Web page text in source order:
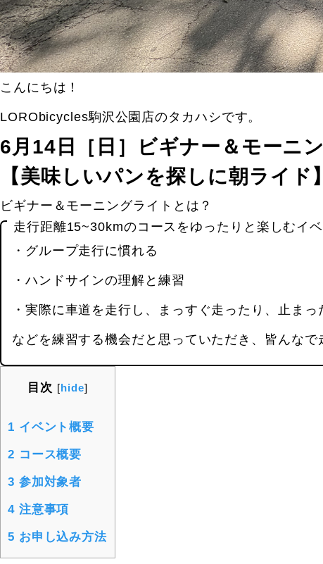
こんにちは！
LORObicycles駒沢公園店のタカハシです。
6月14日［日］ビギナー＆モーニ
【美味しいパンを探しに朝ライド】
ビギナー＆モーニングライトとは？
走行距離15~30kmのコースをゆったりと楽しむイベ
・グループ走行に慣れる
・ハンドサインの理解と練習
・実際に車道を走行し、まっすぐ走ったり、止まっ
などを練習する機会だと思っていただき、皆んな
目次 [hide]
1 イベント概要
2 コース概要
3 参加対象者
4注意事項
5 お申し込み方法